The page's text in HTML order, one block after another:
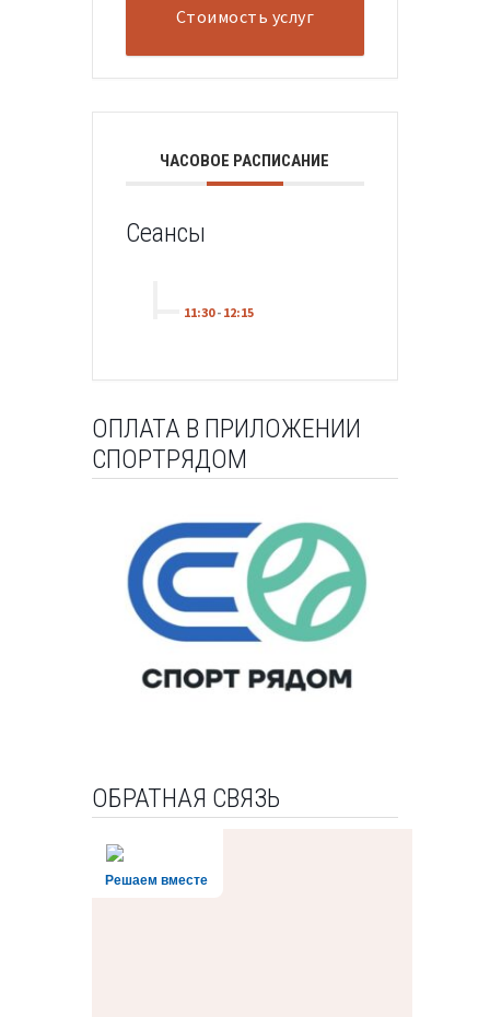
Стоимость услуг
ЧАСОВОЕ РАСПИСАНИЕ
Сеансы
11:30- 12:15
ОПЛАТА В ПРИЛОЖЕНИИ
СПОРТРЯДОМ
ОБРАТНАЯ СВЯЗЬ
Решаем вместе